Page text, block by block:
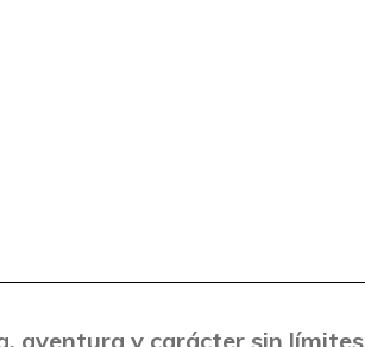
aventura y carácter sin límites